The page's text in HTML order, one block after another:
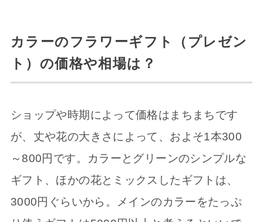
カラーのフラワーギフト（プレゼン
ト）の価格や相場は？
ショップや時期によって価格はまちまちです
が、丈や花の大きさによって、およそ1本300
～800円です。カラーとグリーンのシンプルな
ギフト、ほかの花とミックスしたギフトは、
3000円ぐらいから。メインのカラーをたっぷ